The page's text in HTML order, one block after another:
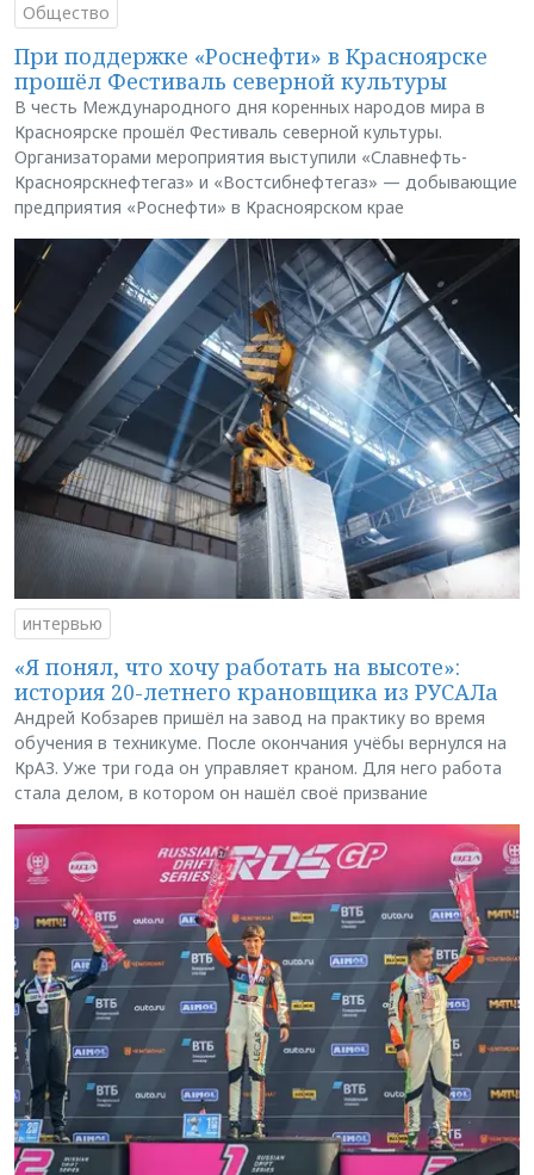
Общество
При поддержке «Роснефти» в Красноярске
прошёл Фестиваль северной культуры
В честь Международного дня коренных народов мира в
Красноярске прошёл Фестиваль северной культуры.
Организаторами мероприятия выступили «Славнефть-
Красноярскнефтегаз» и «Востсибнефтегаз» — добывающие
предприятия «Роснефти» в Красноярском крае
интервью
«Я понял, что хочу работать на высоте»:
история 20-летнего крановщика из РУСАЛа
Андрей Кобзарев пришёл на завод на практику во время
обучения в техникуме. После окончания учёбы вернулся на
КрАЗ. Уже три года он управляет краном. Для него работа
стала делом, в котором он нашёл своё призвание